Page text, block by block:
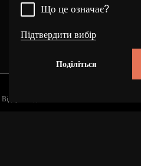
Що це означає?
Підтвердити вибір
Поділіться
Відкрийте для себе